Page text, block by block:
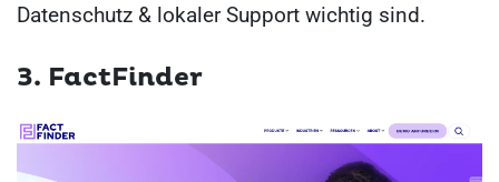
Datenschutz & lokaler Support wichtig sind.
3. FactFinder